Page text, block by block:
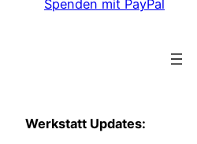
Spenden mit PayPal
Werkstatt Updates: